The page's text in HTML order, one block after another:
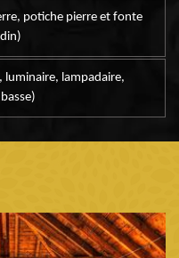
potiche pierre et fonte
luminaire, lampadaire,